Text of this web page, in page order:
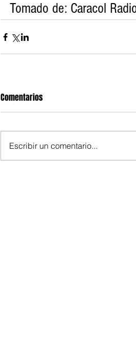
Tomado de: Caracol
Comentarios
Escribir un comentario...